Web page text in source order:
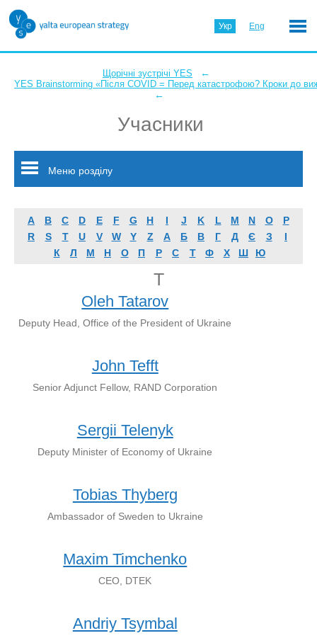
Укр Eng
Щорічні зустрічі YES ←
YES Brainstorming «Після COVID = Перед катастрофою? Кроки до
←
Учасники
Меню розділу
A B C D E F G H I J K L M N O
P
R
S T U V W Y Z А Б В Г Д Є З
І
К
Л М Н О П Р С Т Ф Х Ш Ю
T
Oleh Tatarov
Deputy Head, Office of the President of Ukraine
John Tefft
Senior Adjunct Fellow, RAND Corporation
Sergii Telenyk
Deputy Minister of Economy of Ukraine
Tobias Thyberg
Ambassador of Sweden to Ukraine
Maxim Timchenko
CEO, DTEK
Andriy Tsymbal